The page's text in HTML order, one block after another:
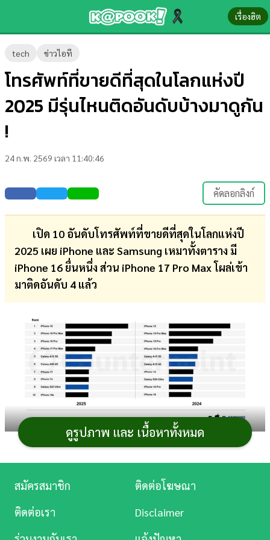
เรื่องฮิต
tech ข่าวไอที
โทรศัพท์ที่ขายดีที่สุดในโลกแห่งปี
2025 มีรุ่นไหนติดอันดับบ้างมาดูกัน
!
24 ก.พ. 2569 เวลา 11:40:46
คัดลอกลิงก์
เปิด 10 อันดับโทรศัพท์ที่ขายดีที่สุดในโลกแห่งปี
2025 เผย iPhone และ Samsung เหมาทั้งตาราง มี
iPhone 16 ยื่นหนึ่ง ส่วน iPhone 17 Pro Max โผล่เข้า
มาติดอันดับ 4 แล้ว
ภาพจาก : counterpointresearch.com
ที่สุดในโลกในช่วงตลอดทั้งปี 2025 สำหรับโทรศัพท์มือถือ
ทำยอดจำหน่ายทั่วโลกได้สูงที่สุดก็คือ iPhone 16 รุ่นพื้นฐาน
ดูรูปภาพ และ เนื้อหาทั้งหมด
ข่าว-
ความ
รู้
ข่าว
บันเทิง
ตรวจ
หวย
บอล
สด
การ
การ
ศึกษา
บันเทิง
ดู
หนัง
สมัครสมาชิก
ติดต่อโฆษณา
ติดต่อเรา
Disclaimer